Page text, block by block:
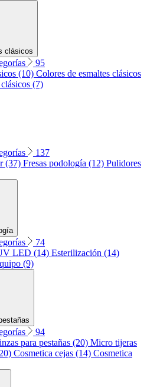
clásicos
95
(10) Colores de esmaltes clásicos
(7)
137
(37) Fresas podología (12) Pulidores
74
LED (14) Esterilización (14)
(9)
94
para pestañas (20) Micro tijeras
Cosmetica cejas (14) Cosmetica